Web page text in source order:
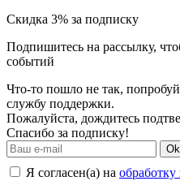
Скидка 3% за подписку
Подпишитесь на рассылку,
событий
Что-то пошло не так,
службу поддержки.
Пожалуйста, дождитесь
Спасибо за подписку!
Ok
Я согласен(а) на